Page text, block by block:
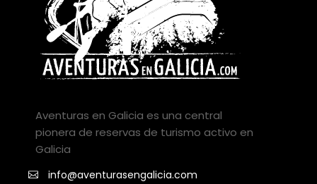
Aventuras en Galicia es una central
pionera de reservas de turismo activo en
Galicia
info@aventurasengalicia.com